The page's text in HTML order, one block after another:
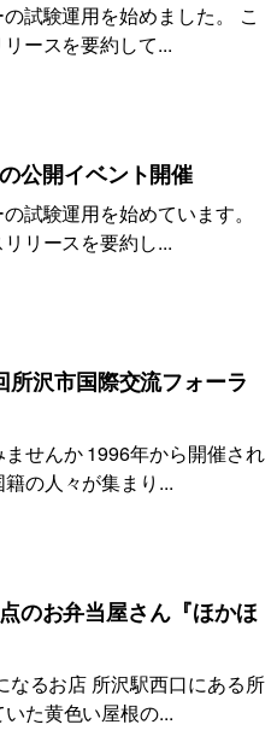
試験運用を始めました。 こ
ースを要約して...
公開イベント開催
試験運用を始めています。
リースを要約し...
沢市国際交流フォーラ
せんか 1996年から開催され
の人々が集まり...
のお弁当屋さん『ほかほ
るお店 所沢駅西口にある所
た黄色い屋根の...